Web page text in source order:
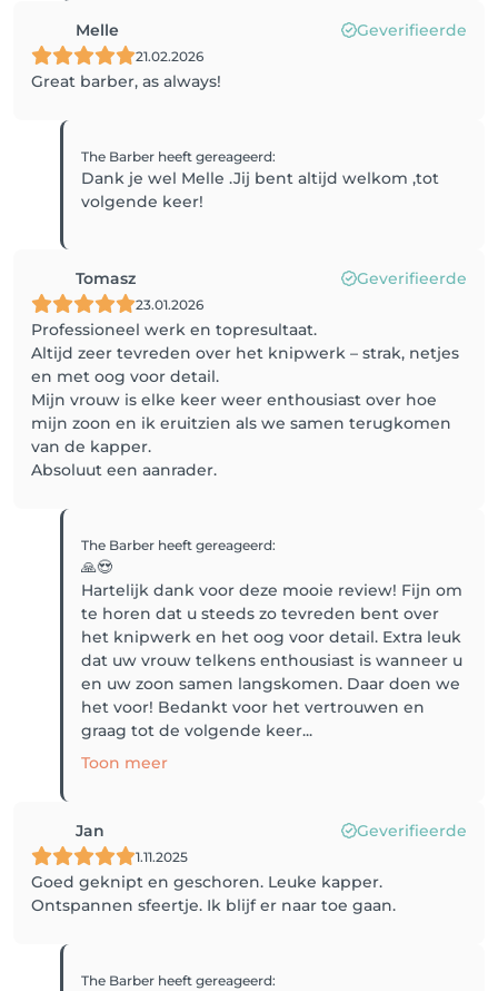
Melle Geverifieerde
21.02.2026
Great barber, as always!
The Barber heeft gereageerd:
Dank je wel Melle .Jij bent altijd welkom ,tot
volgende keer!
Tomasz Geverifieerde
23.01.2026
Professioneel werk en topresultaat.
Altijd zeer tevreden over het knipwerk – strak, netjes
en met oog voor detail.
Mijn vrouw is elke keer weer enthousiast over hoe
mijn zoon en ik eruitzien als we samen terugkomen
van de kapper.
Absoluut een aanrader.
The Barber heeft gereageerd:
🙏😍
Hartelijk dank voor deze mooie review! Fijn om
te horen dat u steeds zo tevreden bent over
het knipwerk en het oog voor detail. Extra leuk
dat uw vrouw telkens enthousiast is wanneer u
en uw zoon samen langskomen. Daar doen we
het voor! Bedankt voor het vertrouwen en
graag tot de volgende keer...
Toon meer
Jan Geverifieerde
1.11.2025
Goed geknipt en geschoren. Leuke kapper.
Ontspannen sfeertje. Ik blijf er naar toe gaan.
The Barber heeft gereageerd: